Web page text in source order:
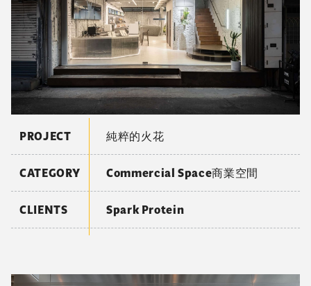
PROJECT 純粹的火花
CATEGORY Commercial Space商業空間
CLIENTS Spark Protein